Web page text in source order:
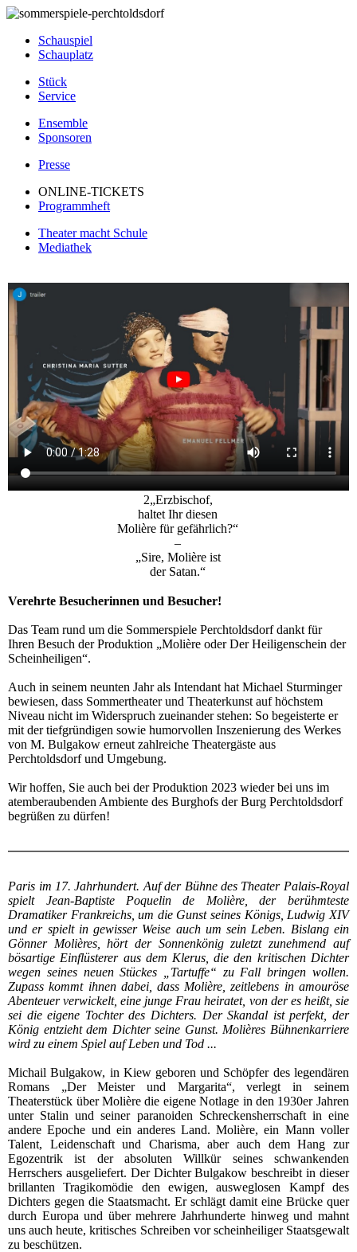
Schauspiel
Schauplatz
Stück
Service
Ensemble
Sponsoren
Presse
ONLINE-TICKETS
Programmheft
Theater macht Schule
Mediathek
2„Erzbischof,
haltet Ihr diesen
Molière für gefährlich?“
–
„Sire, Molière ist
der Satan.“
Verehrte Besucherinnen und Besucher!
Das Team rund um die Sommerspiele Perchtoldsdorf dankt für
Ihren Besuch der Produktion „Molière oder Der Heiligenschein der
Scheinheiligen“.
Auch in seinem neunten Jahr als Intendant hat Michael Sturminger
bewiesen, dass Sommertheater und Theaterkunst auf höchstem
Niveau nicht im Widerspruch zueinander stehen: So begeisterte er
mit der tiefgründigen sowie humorvollen Inszenierung des Werkes
von M. Bulgakow erneut zahlreiche Theatergäste aus
Perchtoldsdorf und Umgebung.
Wir hoffen, Sie auch bei der Produktion 2023 wieder bei uns im
atemberaubenden Ambiente des Burghofs der Burg Perchtoldsdorf
begrüßen zu dürfen!
Paris im 17. Jahrhundert. Auf der Bühne des Theater Palais-Royal
spielt Jean-Baptiste Poquelin de Molière, der berühmteste
Dramatiker Frankreichs, um die Gunst seines Königs, Ludwig XIV
und er spielt in gewisser Weise auch um sein Leben. Bislang ein
Gönner Molières, hört der Sonnenkönig zuletzt zunehmend auf
bösartige Einflüsterer aus dem Klerus, die den kritischen Dichter
wegen seines neuen Stückes „Tartuffe“ zu Fall bringen wollen.
Zupass kommt ihnen dabei, dass Molière, zeitlebens in amouröse
Abenteuer verwickelt, eine junge Frau heiratet, von der es heißt, sie
sei die eigene Tochter des Dichters. Der Skandal ist perfekt, der
König entzieht dem Dichter seine Gunst. Molières Bühnenkarriere
wird zu einem Spiel auf Leben und Tod ...
Michail Bulgakow, in Kiew geboren und Schöpfer des legendären
Romans „Der Meister und Margarita“, verlegt in seinem
Theaterstück über Molière die eigene Notlage in den 1930er Jahren
unter Stalin und seiner paranoiden Schreckensherrschaft in eine
andere Epoche und ein anderes Land. Molière, ein Mann voller
Talent, Leidenschaft und Charisma, aber auch dem Hang zur
Egozentrik ist der absoluten Willkür seines schwankenden
Herrschers ausgeliefert. Der Dichter Bulgakow beschreibt in dieser
brillanten Tragikomödie den ewigen, ausweglosen Kampf des
Dichters gegen die Staatsmacht. Er schlägt damit eine Brücke quer
durch Europa und über mehrere Jahrhunderte hinweg und mahnt
uns auch heute, kritisches Schreiben vor scheinheiliger Staatsgewalt
zu beschützen.